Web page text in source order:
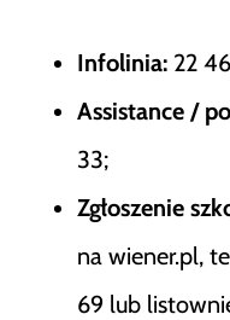
Infolinia: 22
Assistance /
33;
Zgłoszenie
na wiener.pl,
69 lub